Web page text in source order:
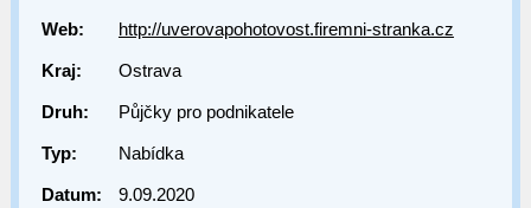
Web: http://uverovapohotovost.firemni-stranka.cz
Kraj: Ostrava
Druh: Půjčky pro podnikatele
Typ: Nabídka
Datum: 9.09.2020